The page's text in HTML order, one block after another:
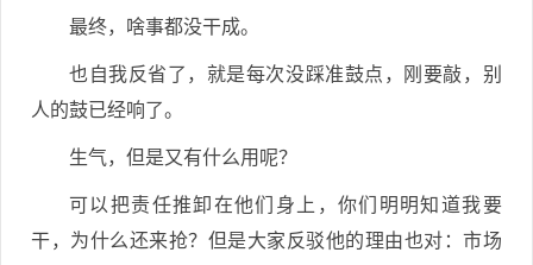
最终，啥事都没干成。
也自我反省了，就是每次没踩准鼓点，刚要敲，别
人的鼓已经响了。
生气，但是又有什么用呢？
可以把责任推卸在他们身上，你们明明知道我要
干，为什么还来抢？但是大家反驳他的理由也对：市场